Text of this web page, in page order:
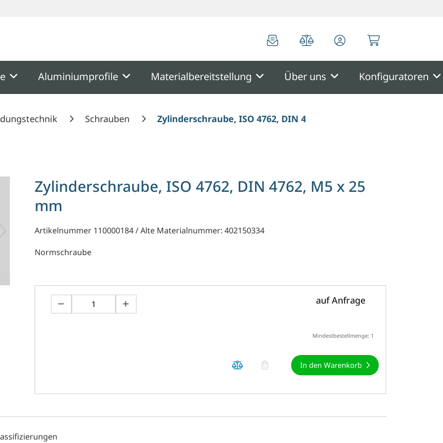
Aluminiumprofile Materialbereitstellung Über uns Konfiguratoren
Schrauben Zylinderschraube, ISO 4762, DIN 4762, M5 x 25 mm
Zylinderschraube, ISO 4762, DIN 4762, M5 x 25
mm
Artikelnummer 110000184 / Alte Materialnummer: 402150334
Normschraube
auf Anfrage
Mindestbestellmenge: 1
In den Warenkorb